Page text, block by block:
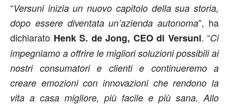
“Versuni inizia un nuovo capitolo della sua storia,
dopo essere diventata un’azienda autonoma”, ha
dichiarato Henk S. de Jong, CEO di Versuni. “Ci
impegniamo a offrire le migliori soluzioni possibili ai
nostri consumatori e clienti e continueremo a
creare emozioni con innovazioni che rendono la
vita a casa migliore, più facile e più sana. Allo